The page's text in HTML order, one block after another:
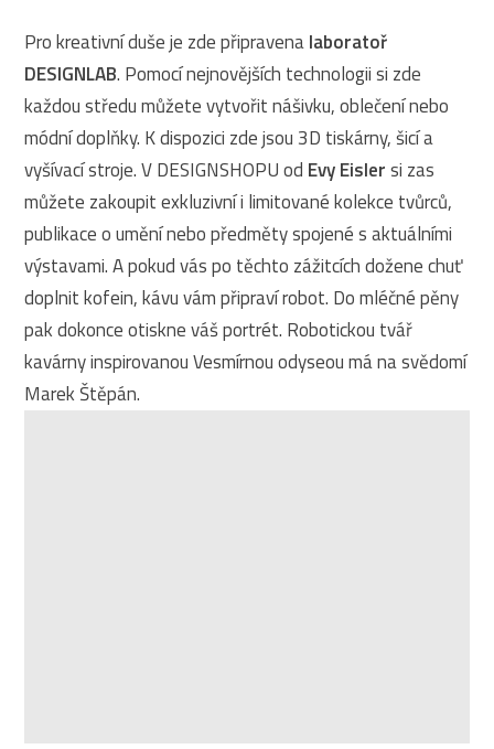
Pro kreativní duše je zde připravenalaboratoř
DESIGNLAB. Pomocí nejnovějších technologii si zde
každou středu můžete vytvořit nášivku, oblečení nebo
módní doplňky. K dispozici zde jsou 3D tiskárny, šicí a
vyšívací stroje. V DESIGNSHOPU od Evy Eislersi zas
můžete zakoupit exkluzivní i limitované kolekce tvůrců,
publikace o umění nebo předměty spojené s aktuálními
výstavami. A pokud vás po těchto zážitcích dožene chuť
doplnit kofein, kávu vám připraví robot. Do mléčné pěny
pak dokonce otiskne váš portrét. Robotickou tvář
kavárny inspirovanou Vesmírnou odyseou má na svědomí
Marek Štěpán.